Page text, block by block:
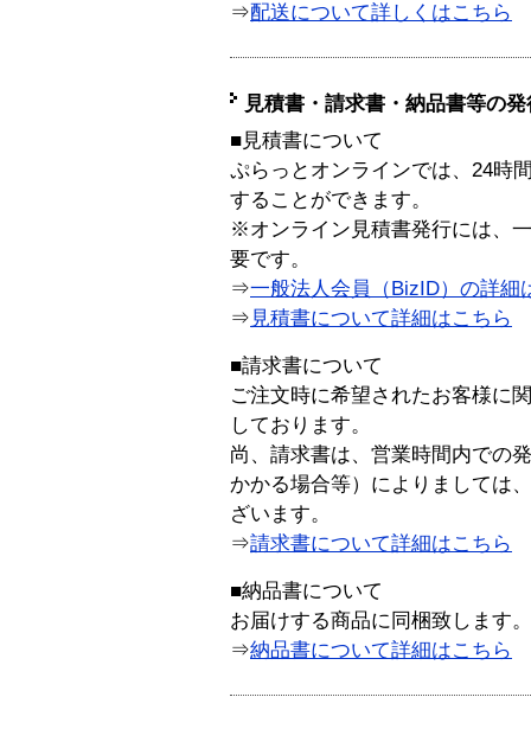
⇒配送について詳しくはこちら
見積書・請求書・納品書等の
■見積書について
ぷらっとオンラインでは、24時
することができます。
※オンライン見積書発行には、
要です。
⇒一般法人会員（BizID）の詳細
⇒ 見積書について詳細はこちら
■請求書について
ご注文時に希望されたお客様に
しております。
尚、請求書は、営業時間内での
かかる場合等）によりましては
ざいます。
⇒請求書について詳細はこちら
■納品書について
お届けする商品に同梱致します。
⇒納品書について詳細はこちら